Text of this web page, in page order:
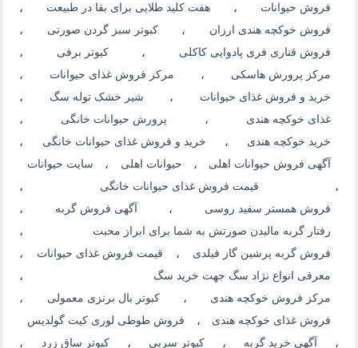
فروش حیوانات ، هفت کلید طلایی برای بقا در طبیعت ،
فروش خوکچه هندی ارزان ، کبوتر سبز گردن صورتی ،
فروش قناری فری پادوایی کاکلی ، کبوتر برفی ،
مرکز پرورش هاسکی ، مرکز فروش غذای حیوانات ،
خرید و فروش غذای حیوانات ، شیر خشک توله سگ ،
غذای خوکچه هندی ، پرورش حیوانات خانگی ،
خرید خوکچه هندی ، خرید و فروش غذای حیوانات خانگی ،
آگهی فروش حیوانات اهلی ، حیوانات اهلی ، سایت حیوانات
، قیمت فروش غذای حیوانات خانگی ،
فروش همستر سفید روسی ، آگهی فروش گربه ،
رفتار گربه مالیدن صورتش به شما برای ابراز محبت ،
فروش گربه پرشین گاز فیلدی ، قیمت فروش غذای حیوانات ،
معرفی انواع نژاد سگ جهت خرید سگ ،
مرکز فروش خوکچه هندی ، کبوتر بال برنزی معمولی ،
فروش غذای خوکچه هندی ، فروش طوطی لوری کیت گولدیس
، آگهی خرید گربه ، کبوتر سربی ، کبوتر ساق زرد ،